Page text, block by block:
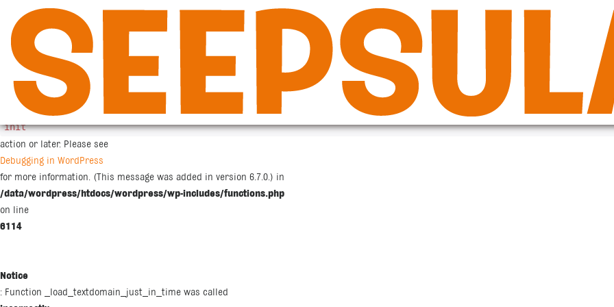
Notice
: Function _load_textdomain_just_in_time was called
incorrectly
. Translation loading for the
woocommerce
domain was triggered too early. This is usually an indicator for some code in the plugin or theme running too early. Translations should be
init
action or later. Please see
Debugging in WordPress
for more information. (This message was added in version 6.7.0.) in
/data/wordpress/htdocs/wordpress/wp-includes/functions.php
on line
6114
Notice
: Function _load_textdomain_just_in_time was called
sisältöön